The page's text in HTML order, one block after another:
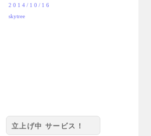
立上げ中 サービス！